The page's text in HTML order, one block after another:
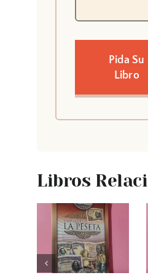
Pida Su
Libro
Libros